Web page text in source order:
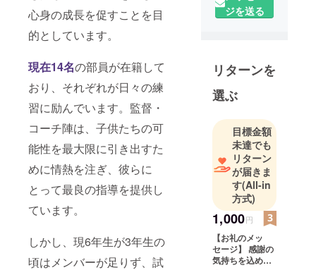
心身の成長を促すことを目
的としています。
現在14名の部員が在籍して
おり、それぞれが日々の練
習に励んでいます。監督・
コーチ陣は、子供たちの可
能性を最大限に引き出すた
めに情熱を注ぎ、彼らに
とって最良の指導を提供し
ています。
しかし、現6年生が3年生の
頃はメンバーが足りず、試
ています。
ジを送る
リターンを
選ぶ
目標金額
未達でも
リターン
が届きま
す(All-in
方式)
1,000円
【お礼のメッ
セージ】 感謝の
気持ちを込め